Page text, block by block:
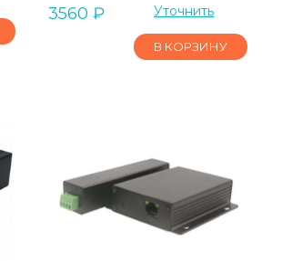
3560 ₽ Уточнить
В КОРЗИНУ